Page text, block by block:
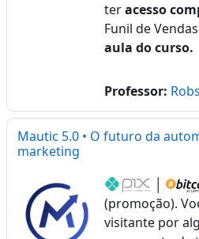
teracesso
Funil de
aula do curso.
Professor:
Mautic 5.0 • O futuro da
marketing
(promoção).
visitante por